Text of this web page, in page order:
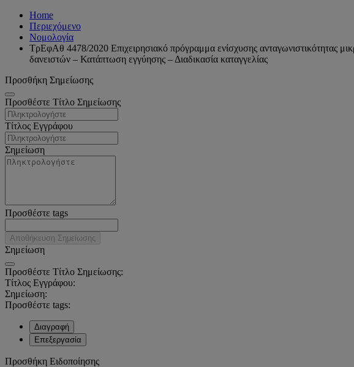
Home
Περιεχόμενο
Νομολογία
ΤρΕφΑθ 4478/2020 Επιχειρησιακό πρόγραμμα ενίσχυσης ανταγωνιστικότητας
δανειστών – Κατάπτωση εγγύησης – Διαδικασία καταγγελίας
Προσθήκη Σημείωσης
Προσθέστε Τίτλο Σημείωσης
Τίτλος Εγγράφου
Σημείωση
Προσθέστε tags
Αποθήκευση Σημείωσης
Σημείωση
Προσθέστε Τίτλο Σημείωσης:
Τίτλος Εγγράφου:
Σημείωση:
Προσθέστε tags:
Διαγραφή
Επεξεργασία
Προσθήκη Ειδοποίησης